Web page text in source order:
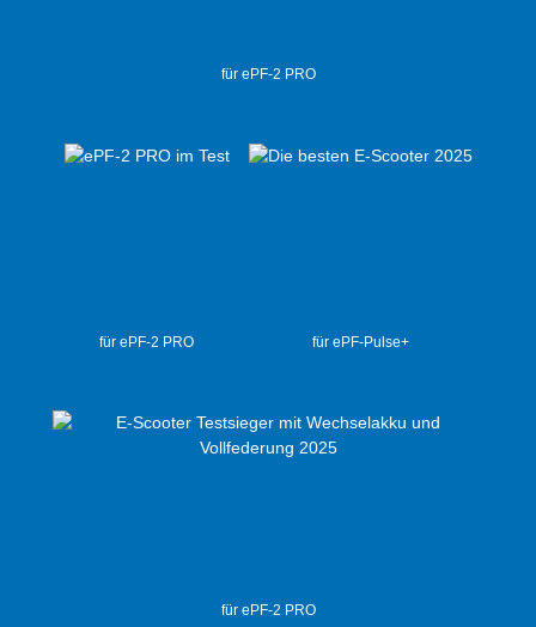
für ePF-2 PRO
für ePF-2 PRO für ePF-Pulse+
für ePF-2 PRO